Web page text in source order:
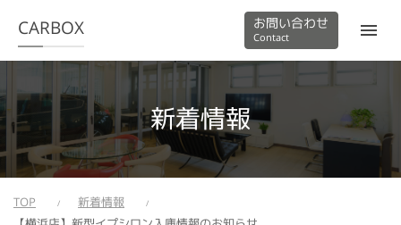
CARBOX お問い合わせ
Contact
新着情報
TOP
新着情報